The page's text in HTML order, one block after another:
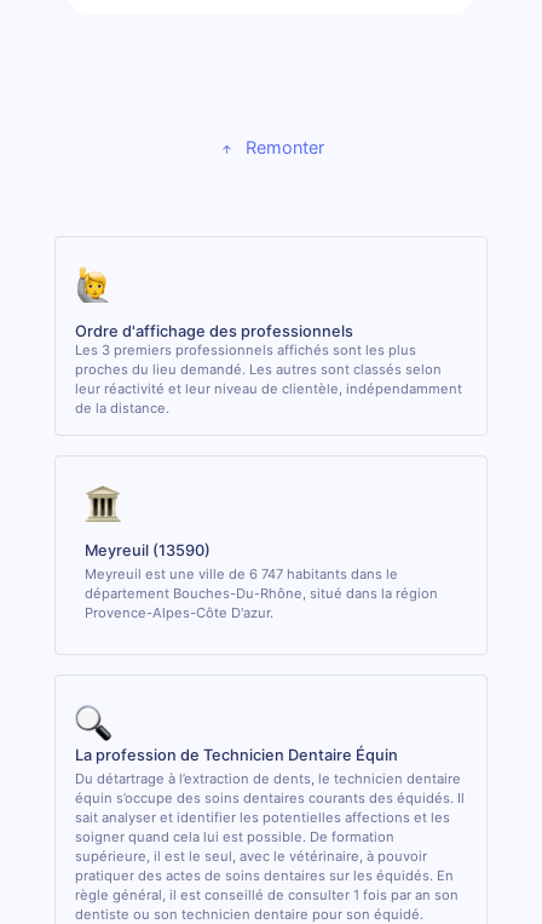
Remonter
Ordre d'affichage des professionnels
Les 3 premiers professionnels affichés sont les plus
proches du lieu demandé. Les autres sont classés selon
leur réactivité et leur niveau de clientèle, indépendamment
de la distance.
Meyreuil (13590)
Meyreuil est une ville de 6 747 habitants dans le
département Bouches-Du-Rhône, situé dans la région
Provence-Alpes-Côte D'azur.
La profession de Technicien Dentaire Équin
Du détartrage à l’extraction de dents, le technicien dentaire
équin s’occupe des soins dentaires courants des équidés. Il
sait analyser et identifier les potentielles affections et les
soigner quand cela lui est possible. De formation
supérieure, il est le seul, avec le vétérinaire, à pouvoir
pratiquer des actes de soins dentaires sur les équidés. En
règle général, il est conseillé de consulter 1 fois par an son
dentiste ou son technicien dentaire pour son équidé.